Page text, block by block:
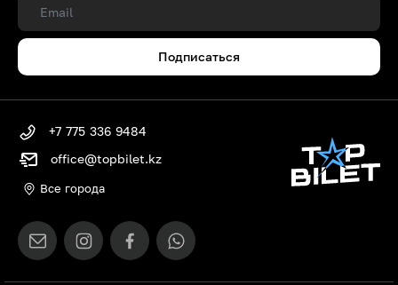
Подписаться
+7 775 336 9484
office@topbilet.kz
Все города